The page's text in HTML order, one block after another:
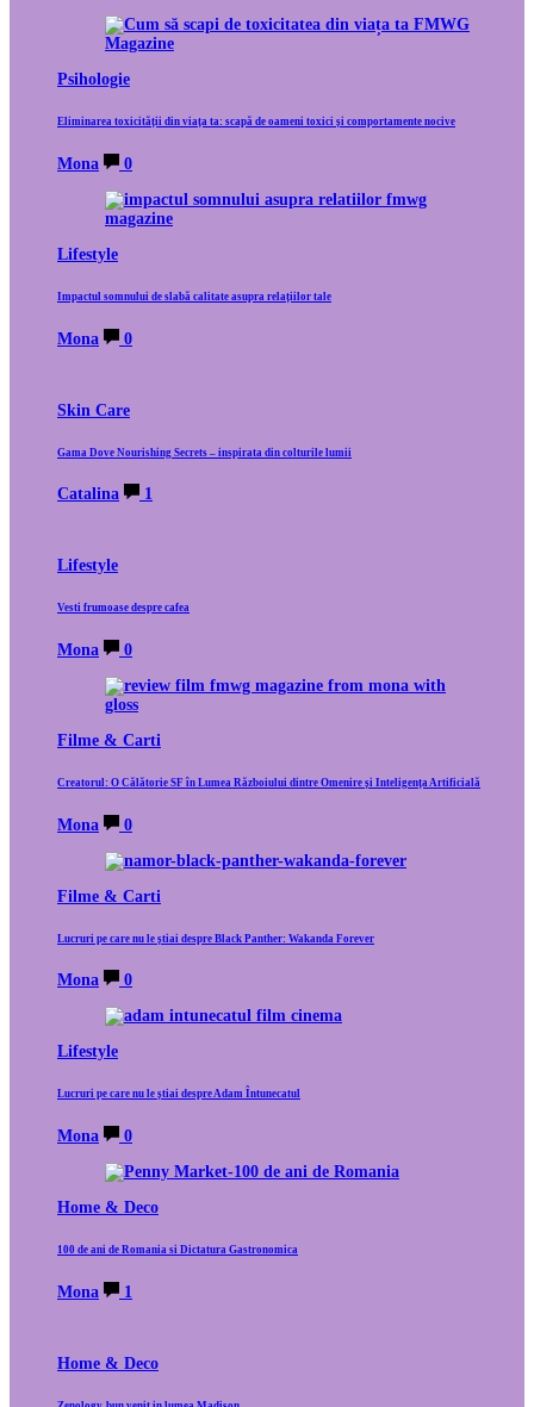
Psihologie
Eliminarea toxicității din viața ta: scapă de oameni toxici și comportamente nocive
Mona 0
Lifestyle
Impactul somnului de slabă calitate asupra relațiilor tale
Mona 0
Skin Care
Gama Dove Nourishing Secrets – inspirata din colturile lumii
Catalina 1
Lifestyle
Vesti frumoase despre cafea
Mona 0
Filme & Carti
Creatorul: O Călătorie SF în Lumea Războiului dintre Omenire și Inteligența Artificială
Mona 0
Filme & Carti
Lucruri pe care nu le știai despre Black Panther: Wakanda Forever
Mona 0
Lifestyle
Lucruri pe care nu le știai despre Adam Întunecatul
Mona 0
Home & Deco
100 de ani de Romania si Dictatura Gastronomica
Mona 1
Home & Deco